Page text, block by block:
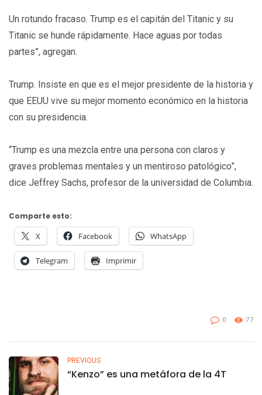
Un rotundo fracaso. Trump es el capitán del Titanic y su
Titanic se hunde rápidamente. Hace aguas por todas
partes”, agregan.
Trump. Insiste en que es el mejor presidente de la historia y
que EEUU vive su mejor momento económico en la historia
con su presidencia.
“Trump es una mezcla entre una persona con claros y
graves problemas mentales y un mentiroso patológico”,
dice Jeffrey Sachs, profesor de la universidad de Columbia.
Comparte esto:
X Facebook WhatsApp
Telegram Imprimir
0 77
PREVIOUS
“Kenzo” es una metáfora de la 4T